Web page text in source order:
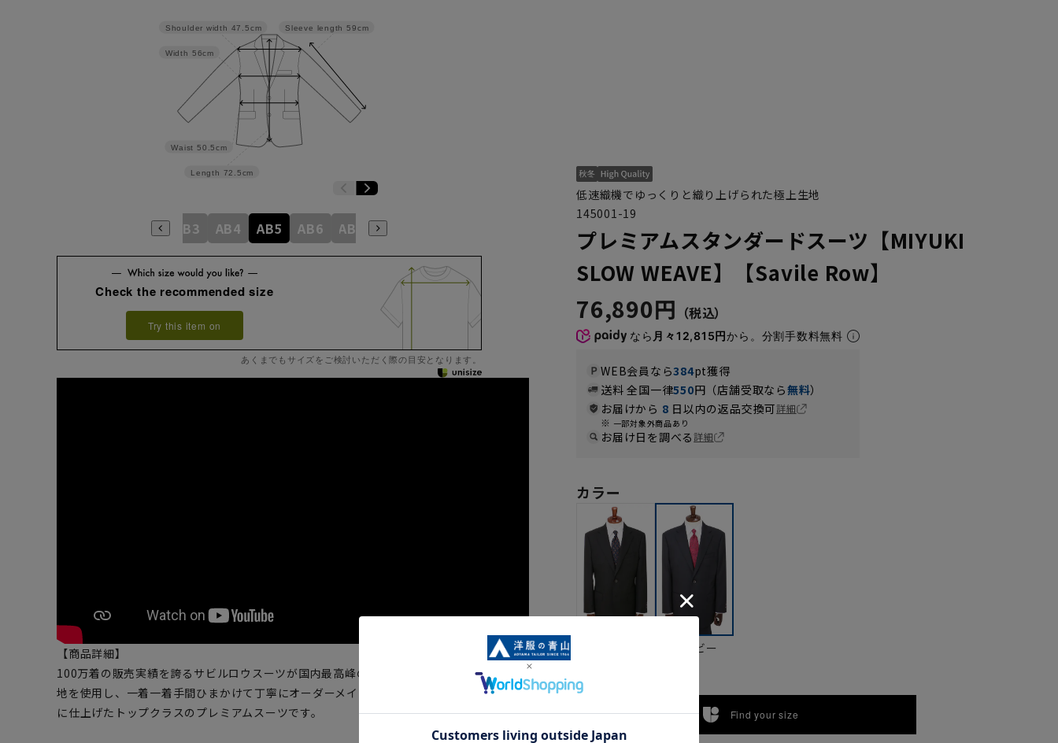
Sleeve length 59cm
Length 72.5cm
Waist 50.5cm
Width 56cm
Shoulder width 47.5cm
A8 AB3 AB4 AB5 AB6 AB7 AB8 BE7 BE8
Check the recommended size
Try this item on
あくまでもサイズをご検討いただく際の目安となります。
【商品詳細】
100万着の販売実績を誇るサビルロウスーツが国内最高峰の服地メーカー『御幸毛織』生
地を使用し、一着一着手間ひまかけて丁寧にオーダーメイドスーツのようなクオリティー
に仕上げたトップクラスのプレミアムスーツです。
低速織機でゆっくりと織り上げられた極上生地
145001-19
プレミアムスタンダードスーツ【MIYUKI
SLOW WEAVE】【Savile Row】
76,890円
なら 月々12,815円から。分割手数料無料
WEB会員なら384pt獲得
送料 全国一律550円（店舗受取なら無料）
お届けから 8 日以内の返品交換可詳細
一部対象外商品あり
お届け日を調べる詳細
カラー
ネイビー
Find your size